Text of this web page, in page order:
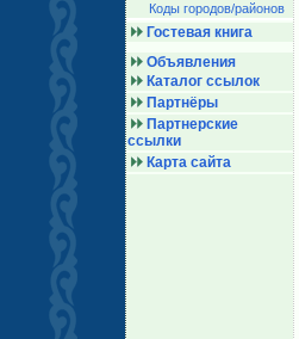
Коды городов/райoнов
Гостевая книга
Объявления
Каталог ссылок
Партнёры
Партнерские
ссылки
Карта сайта